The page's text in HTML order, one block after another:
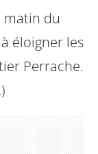
matin du
éloigner les
Perrache.